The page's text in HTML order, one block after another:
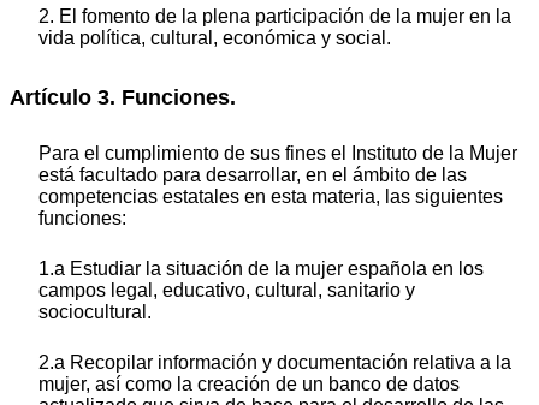
2. El fomento de la plena participación de la mujer en la
vida política, cultural, económica y social.
Artículo 3. Funciones.
Para el cumplimiento de sus fines el Instituto de la Mujer
está facultado para desarrollar, en el ámbito de las
competencias estatales en esta materia, las siguientes
funciones:
1.a Estudiar la situación de la mujer española en los
campos legal, educativo, cultural, sanitario y
sociocultural.
2.a Recopilar información y documentación relativa a la
mujer, así como la creación de un banco de datos